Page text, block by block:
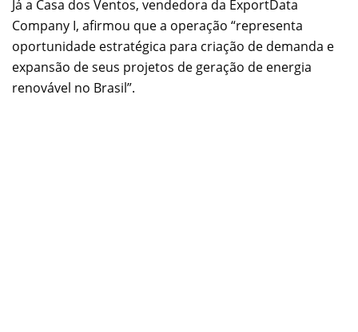
Já a Casa dos Ventos, vendedora da ExportData
Company I, afirmou que a operação “representa
oportunidade estratégica para criação de demanda e
expansão de seus projetos de geração de energia
renovável no Brasil”.